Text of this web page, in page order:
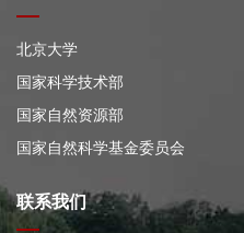
北京大学
国家科学技术部
国家自然资源部
国家自然科学基金委员会
联系我们